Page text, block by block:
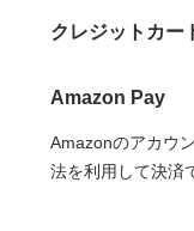
クレジットカー
Amazon Pay
Amazonのアカウ
法を利用して決済